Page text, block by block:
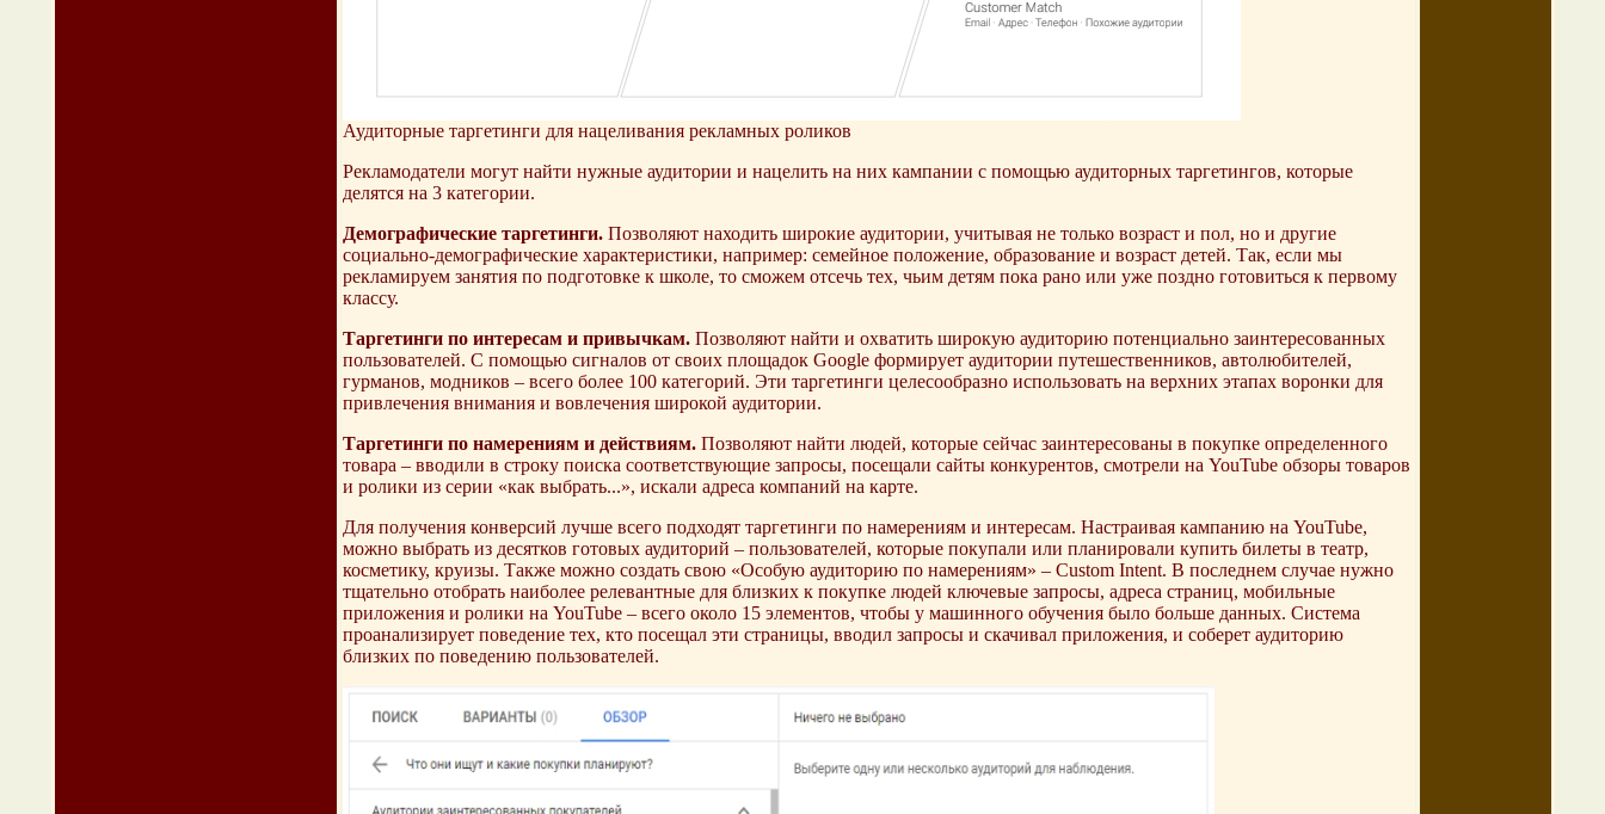
Аудиторные таргетинги для нацеливания рекламных роликов
Рекламодатели могут найти нужные аудитории и нацелить на них кампании с помощью аудиторных таргетингов, которые
делятся на 3 категории.
Демографические таргетинги. Позволяют находить широкие аудитории, учитывая не только возраст и пол, но и другие
социально-демографические характеристики, например: семейное положение, образование и возраст детей. Так, если мы
рекламируем занятия по подготовке к школе, то сможем отсечь тех, чьим детям пока рано или уже поздно готовиться к первому
классу.
Таргетинги по интересам и привычкам. Позволяют найти и охватить широкую аудиторию потенциально заинтересованных
пользователей. С помощью сигналов от своих площадок Google формирует аудитории путешественников, автолюбителей,
гурманов, модников – всего более 100 категорий. Эти таргетинги целесообразно использовать на верхних этапах воронки для
привлечения внимания и вовлечения широкой аудитории.
Таргетинги по намерениям и действиям. Позволяют найти людей, которые сейчас заинтересованы в покупке определенного
товара – вводили в строку поиска соответствующие запросы, посещали сайты конкурентов, смотрели на YouTube обзоры товаров
и ролики из серии «как выбрать...», искали адреса компаний на карте.
Для получения конверсий лучше всего подходят таргетинги по намерениям и интересам. Настраивая кампанию на YouTube,
можно выбрать из десятков готовых аудиторий – пользователей, которые покупали или планировали купить билеты в театр,
косметику, круизы. Также можно создать свою «Особую аудиторию по намерениям» – Custom Intent. В последнем случае нужно
тщательно отобрать наиболее релевантные для близких к покупке людей ключевые запросы, адреса страниц, мобильные
приложения и ролики на YouTube – всего около 15 элементов, чтобы у машинного обучения было больше данных. Система
проанализирует поведение тех, кто посещал эти страницы, вводил запросы и скачивал приложения, и соберет аудиторию
близких по поведению пользователей.